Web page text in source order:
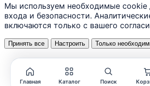
Главная Каталог Поиск
Мы используем необходимые cookie
входа и безопасности.
включаются только с вашего
Принять все Настроить Только